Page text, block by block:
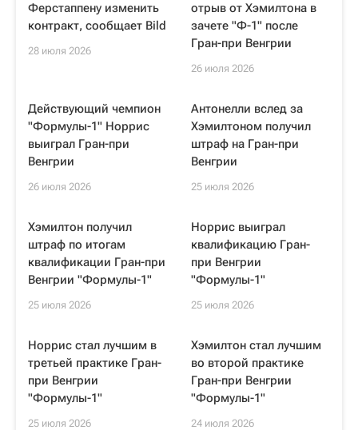
Ферстаппену изменить
контракт, сообщает Bild
28 июля 2026
отрыв от Хэмилтона в
зачете "Ф-1" после
Гран-при Венгрии
26 июля 2026
Действующий чемпион
"Формулы-1" Норрис
выиграл Гран-при
Венгрии
26 июля 2026
Антонелли вслед за
Хэмилтоном получил
штраф на Гран-при
Венгрии
25 июля 2026
Хэмилтон получил
штраф по итогам
квалификации Гран-при
Венгрии "Формулы-1"
25 июля 2026
Норрис выиграл
квалификацию Гран-
при Венгрии
"Формулы-1"
25 июля 2026
Норрис стал лучшим в
третьей практике Гран-
при Венгрии
"Формулы-1"
25 июля 2026
Хэмилтон стал лучшим
во второй практике
Гран-при Венгрии
"Формулы-1"
24 июля 2026